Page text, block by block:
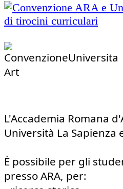
L'Accademia Romana
Università La Sapienza
È possibile per gli
presso ARA, per: